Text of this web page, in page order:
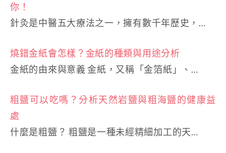
你！
針灸是中醫五大療法之一，擁有數千年歷史，…
燒錯金紙會怎樣？金紙的種類與用途分析
金紙的由來與意義 金紙，又稱「金箔紙」、…
粗鹽可以吃嗎？分析天然岩鹽與粗海鹽的健康益
處
什麼是粗鹽？ 粗鹽是一種未經精細加工的天…